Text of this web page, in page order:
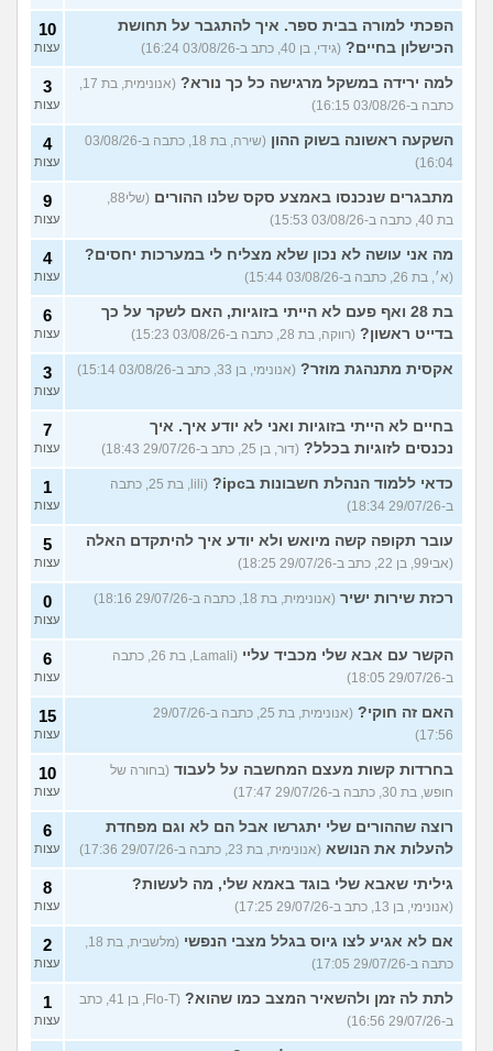
הפכתי למורה בבית ספר. איך להתגבר על תחושת
הכישלון בחיים? (גידי, בן 40, כתב ב-03/08/26 16:24)
10
עצות
למה ירידה במשקל מרגישה כל כך נורא?
(אנונימית, בת 17,
כתבה ב-03/08/26 16:15)
3
עצות
השקעה ראשונה בשוק ההון
(שירה, בת 18, כתבה ב-03/08/26
16:04)
4
עצות
מתבגרים שנכנסו באמצע סקס שלנו ההורים
(שלי88,
בת 40, כתבה ב-03/08/26 15:53)
9
עצות
מה אני עושה לא נכון שלא מצליח לי במערכות יחסים?
(א׳, בת 26, כתבה ב-03/08/26 15:44)
4
עצות
בת 28 ואף פעם לא הייתי בזוגיות, האם לשקר על כך
בדייט ראשון? (רווקה, בת 28, כתבה ב-03/08/26 15:23)
6
עצות
אקסית מתנהגת מוזר? (אנונימי, בן 33, כתב ב-03/08/26 15:14) 3
עצות
בחיים לא הייתי בזוגיות ואני לא יודע איך. איך
נכנסים לזוגיות בכלל? (דור, בן 25, כתב ב-29/07/26 18:43)
7
עצות
כדאי ללמוד הנהלת חשבונות בipc?
(lili, בת 25, כתבה
ב-29/07/26 18:34)
1
עצות
עובר תקופה קשה מיואש ולא יודע איך להיתקדם האלה
(אבי99, בן 22, כתב ב-29/07/26 18:25)
5
עצות
רכזת שירות ישיר (אנונימית, בת 18, כתבה ב-29/07/26 18:16) 0
עצות
הקשר עם אבא שלי מכביד עליי
(Lamali, בת 26, כתבה
ב-29/07/26 18:05)
6
עצות
האם זה חוקי?
(אנונימית, בת 25, כתבה ב-29/07/26
17:56)
15
עצות
בחרדות קשות מעצם המחשבה על לעבוד (בחורה של
חופש, בת 30, כתבה ב-29/07/26 17:47)
10
עצות
רוצה שההורים שלי יתגרשו אבל הם לא וגם מפחדת
להעלות את הנושא (אנונימית, בת 23, כתבה ב-29/07/26 17:36)
6
עצות
גיליתי שאבא שלי בוגד באמא שלי, מה לעשות?
(אנונימי, בן 13, כתב ב-29/07/26 17:25)
8
עצות
אם לא אגיע לצו גיוס בגלל מצבי הנפשי
(מלשבית, בת 18,
כתבה ב-29/07/26 17:05)
2
עצות
לתת לה זמן ולהשאיר המצב כמו שהוא?
(Flo-T, בן 41, כתב
ב-29/07/26 16:56)
1
עצות